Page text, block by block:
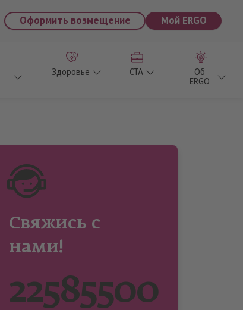
Оформить возмещение Мой ERGO
Здоровье CTA
Об
ERGO
Свяжись с
нами!
22585500